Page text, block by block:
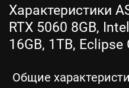
Характеристики
RTX 5060 8GB,
16GB, 1TB, Eclipse
Общие